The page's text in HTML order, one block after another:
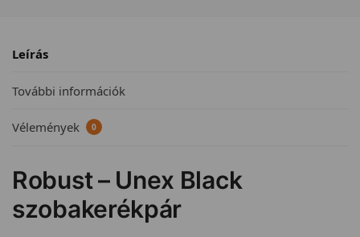
Leírás
További információk
Vélemények 0
Robust – Unex Black
szobakerékpár